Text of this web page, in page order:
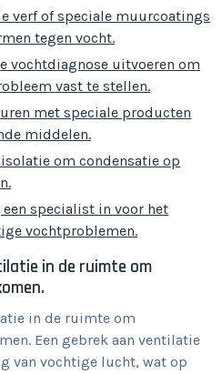
verf of speciale muurcoatings
tegen vocht.
vochtdiagnose uitvoeren om
vast te stellen.
met speciale producten
middelen.
om condensatie op
specialist in voor het
vochtproblemen.
in de ruimte om
in de ruimte om
Een gebrek aan ventilatie
van vochtige lucht, wat op